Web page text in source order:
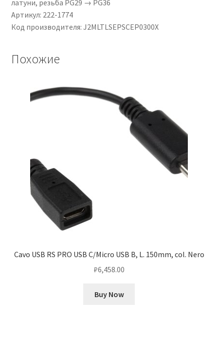
латуни, резьба PG29 → PG36
Артикул: 222-1774
Код производителя: J2MLTLSEPSCEP0300X
Похожие
Cavo USB RS PRO USB C/Micro USB B, L. 150mm, col. Nero
₽6,458.00
Buy Now